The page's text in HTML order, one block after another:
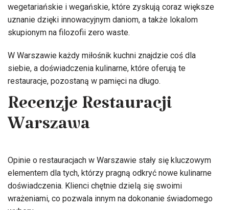
wegetariańskie i wegańskie, które zyskują coraz większe
uznanie dzięki innowacyjnym daniom, a także lokalom
skupionym na filozofii zero waste.
W Warszawie każdy miłośnik kuchni znajdzie coś dla
siebie, a doświadczenia kulinarne, które oferują te
restauracje, pozostaną w pamięci na długo.
Recenzje Restauracji
Warszawa
Opinie o restauracjach w Warszawie stały się kluczowym
elementem dla tych, którzy pragną odkryć nowe kulinarne
doświadczenia. Klienci chętnie dzielą się swoimi
wrażeniami, co pozwala innym na dokonanie świadomego